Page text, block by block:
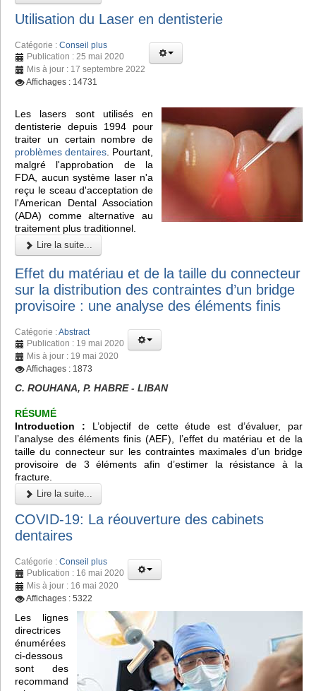
Utilisation du Laser en dentisterie
Catégorie : Conseil plus
Publication : 25 mai 2020
Mis à jour : 17 septembre 2022
Affichages : 14731
Les lasers sont utilisés en
dentisterie depuis 1994 pour
traiter un certain nombre de
problèmes dentaires . Pourtant,
malgré l'approbation de la
FDA, aucun système laser n'a
reçu le sceau d'acceptation de
l'American Dental Association
(ADA) comme alternative au
traitement plus traditionnel.
Lire la suite...
Effet du matériau et de la taille du connecteur
sur la distribution des contraintes d’un bridge
provisoire : une analyse des éléments finis
Catégorie :Abstract
Publication : 19 mai 2020
Mis à jour : 19 mai 2020
Affichages : 1873
C. ROUHANA, P. HABRE - LIBAN
RÉSUMÉ
Introduction : L’objectif de cette étude est d’évaluer, par
l’analyse des éléments finis (AEF), l’effet du matériau et de la
taille du connecteur sur les contraintes maximales d’un bridge
provisoire de 3 éléments afin d’estimer la résistance à la
fracture.
Lire la suite...
COVID-19: La réouverture des cabinets
dentaires
Catégorie : Conseil plus
Publication : 16 mai 2020
Mis à jour : 16 mai 2020
Affichages : 5322
Les lignes
directrices
énumérées
ci-dessous
sont des
recommand